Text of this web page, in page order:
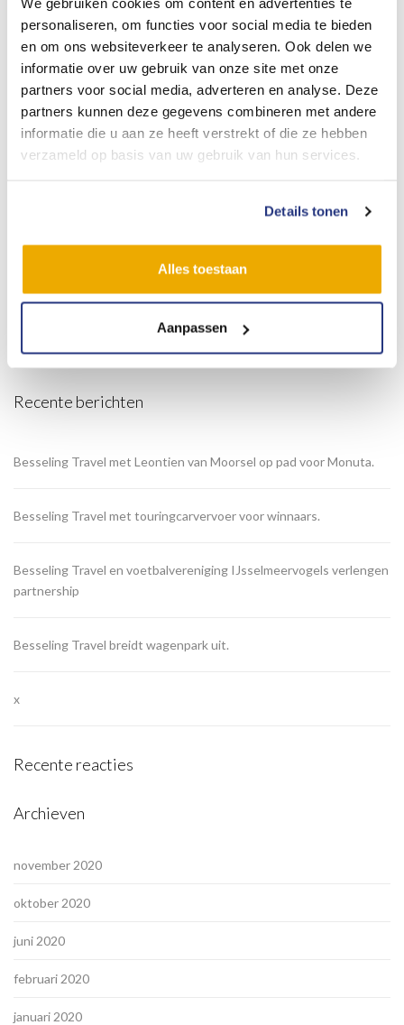
personaliseren, om functies voor social media te bieden
en om ons websiteverkeer te analyseren. Ook delen we
informatie over uw gebruik van onze site met onze
partners voor social media, adverteren en analyse. Deze
partners kunnen deze gegevens combineren met andere
informatie die u aan ze heeft verstrekt of die ze hebben
verzameld op basis van uw gebruik van hun services.
Details tonen
Alles toestaan
Aanpassen
MET DE VIP TOURINGCAR
NAAR NORMANDIË
Afgelopen zomer vertrok onze VIP touringcar naar Normandië om
de slag rond D-Day voltrok. Het D-Day museum was ook één van…
READ MORE
Recente berichten
Besseling Travel met Leontien van Moorsel op pad voor Monuta.
Besseling Travel met touringcarvervoer voor winnaars.
Besseling Travel en voetbalvereniging IJsselmeervogels verlengen
partnership
Besseling Travel breidt wagenpark uit.
x
Recente reacties
Archieven
november 2020
oktober 2020
juni 2020
februari 2020
januari 2020